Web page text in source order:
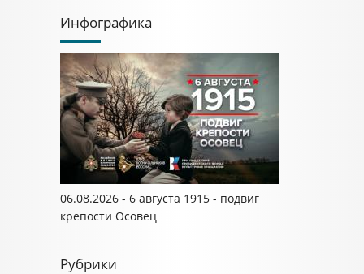
Инфографика
06.08.2026 - 6 августа 1915 - подвиг
крепости Осовец
Рубрики